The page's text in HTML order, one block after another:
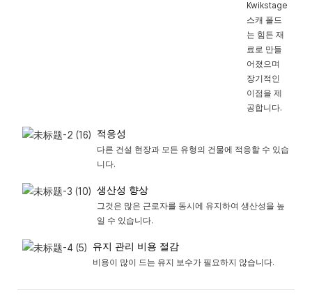
Kwikstage
스캐 폴드
는 힘든 재
료로 만들
어졌으며
장기적인
이점을 제
공합니다.
적응성
다른 건설 현장과 모든 유형의 건물에 적응할 수 있습
니다.
생산성 향상
그것은 많은 근로자를 동시에 유지하여 생산성을 높
일 수 있습니다.
유지 관리 비용 절감
비용이 많이 드는 유지 보수가 필요하지 않습니다.